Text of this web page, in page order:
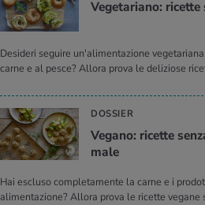
Ve­ge­ta­ria­no: ri­cet­te
Desideri seguire un'alimentazione
carne e al pesce? Allora prova le deliziose
DOSSIER
Ve­ga­no: ri­cet­te
ma­le
Hai escluso completamente la carne e i
alimentazione? Allora prova le ricette vegane